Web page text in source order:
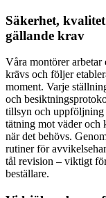
Säkerhet,
gällande krav
Våra montörer
krävs och följer
moment. Varje
och
tillsyn och uppföljning
tätning mot väder och
när det behövs.
rutiner för
tål revision – viktigt
beställare.